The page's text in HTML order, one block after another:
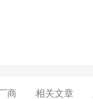
商 相关文章